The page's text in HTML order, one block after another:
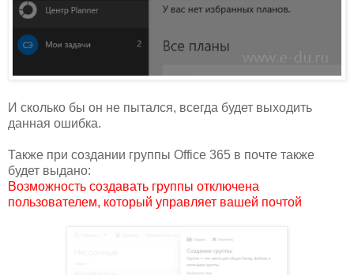
И сколько бы он не пытался, всегда будет выходить
данная ошибка.
Также при создании группы Office 365 в почте также
будет выдано:
Возможность создавать группы отключена
пользователем, который управляет вашей почтой